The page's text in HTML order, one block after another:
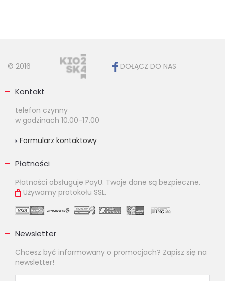
© 2016 DOŁĄCZ DO NAS
Kontakt
telefon czynny
w godzinach 10.00-17.00
Formularz kontaktowy
Płatności
Płatności obsługuje PayU. Twoje dane są bezpieczne.
Używamy protokołu SSL.
Newsletter
Chcesz być informowany o promocjach? Zapisz się na
newsletter!